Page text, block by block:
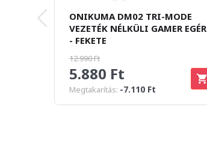
ONIKUMA DM02 TRI-MODE
VEZETÉK NÉLKÜLI GAMER EGÉR
- FEKETE
12.990 Ft
5.880 Ft
Megtakarítás: -7.110 Ft